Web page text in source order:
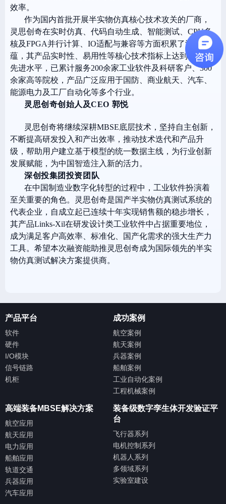
效率。
作为国内首批开展半实物仿真核心技术攻关的厂商，
灵思创奇在实时仿真、代码自动生成、智能测试、CPU多
核及FPGA并行计算、IO适配与兼容等方面积累了深厚底
蕴，其产品实时性、易用性等核心技术指标上达到了国际
先进水平，已累计服务200余家工业软件及科研客户、300
余家高等院校，产品广泛应用于国防、商业航天、汽车、
能源电力及工厂自动化等多个行业。
灵思创奇创始人及CEO 郭悦
灵思创奇将继续深耕MBSE底层技术，坚持自主创新，
不断提高研发投入和产出效率，推动技术迭代和产品升
级，帮助用户建立基于模型的统一数据主线，为行业创新
发展赋能，为中国智造注入新的活力。
深创投集团投资团队
在中国制造业数字化转型的过程中，工业软件扮演着
至关重要的角色。灵思创奇是国产半实物仿真测试系统的
代表企业，自成立起已连续十年实现销售额的稳步增长，
其产品Links-Xil在研发设计类工业软件中占据重要地位，
成为满足客户高效率、标准化、国产化需求的强大生产力
工具。希望本次融资能助推灵思创奇成为国际领先的半实
物仿真测试解决方案提供商。
产品平台
软件
硬件
I/O模块
信号链路
机柜
成功案例
航空案例
航天案例
兵器案例
船舶案例
工业自动化案例
工程机械案例
高端装备MBSE解决方案
航空应用
航天应用
电力应用
船舶应用
轨道交通
兵器应用
汽车应用
装备级数字孪生体开发验证平
台
飞行器系列
电机控制系列
机器人系列
多领域系列
实验室建设